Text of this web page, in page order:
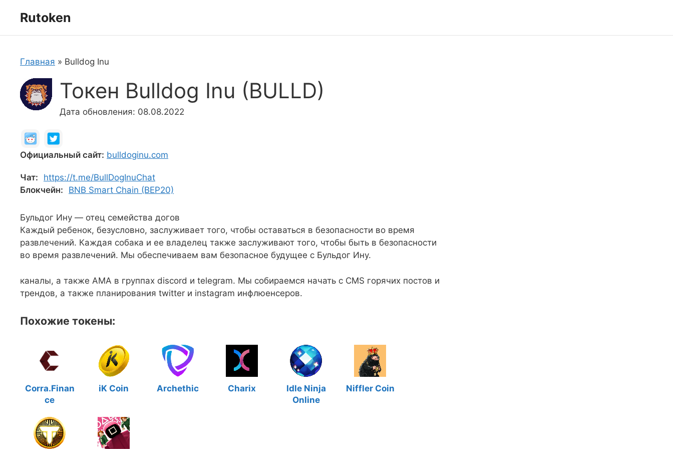
Rutoken
Главная » Bulldog Inu
Токен Bulldog Inu (BULLD)
Дата обновления: 08.08.2022
Официальный сайт: bulldoginu.com
Чат:
https://t.me/BullDogInuChat
Блокчейн:
BNB Smart Chain (BEP20)
Бульдог Ину — отец семейства догов
Каждый ребенок, безусловно, заслуживает того, чтобы оставаться в безопасности во время
развлечений. Каждая собака и ее владелец также заслуживают того, чтобы быть в безопасности
во время развлечений. Мы обеспечиваем вам безопасное будущее с Бульдог Ину.
каналы, а также AMA в группах discord и telegram. Мы собираемся начать с CMS горячих постов и
трендов, а также планирования twitter и instagram инфлюенсеров.
Похожие токены:
Corra.Finan
ce
iK Coin Archethic Charix
Idle Ninja
Online
Niffler Coin